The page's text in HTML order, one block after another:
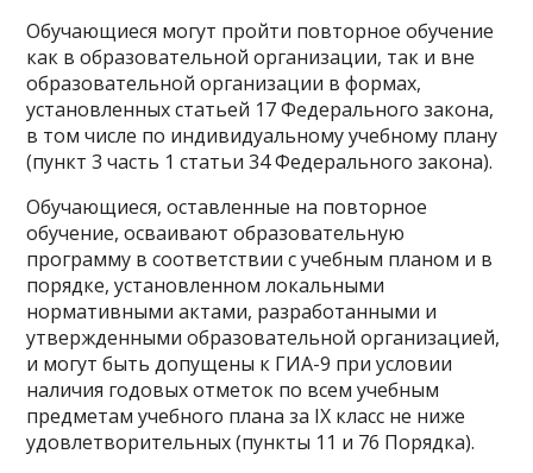
Обучающиеся могут пройти повторное обучение
как в образовательной организации, так и вне
образовательной организации в формах,
установленных статьей 17 Федерального закона,
в том числе по индивидуальному учебному плану
(пункт 3 часть 1 статьи 34 Федерального закона).
Обучающиеся, оставленные на повторное
обучение, осваивают образовательную
программу в соответствии с учебным планом и в
порядке, установленном локальными
нормативными актами, разработанными и
утвержденными образовательной организацией,
и могут быть допущены к ГИА-9 при условии
наличия годовых отметок по всем учебным
предметам учебного плана за IX класс не ниже
удовлетворительных (пункты 11 и 76 Порядка).